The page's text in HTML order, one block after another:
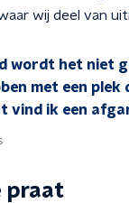
wij deel van
wordt het niet
met een plek
vind ik een
praat